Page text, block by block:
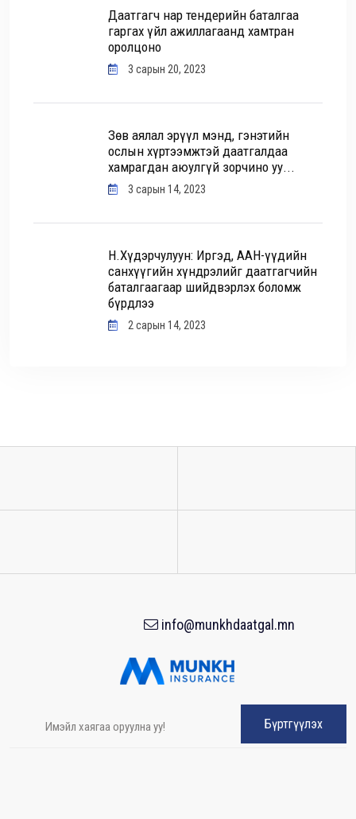
Даатгагч нар тендерийн баталгаа
гаргах үйл ажиллагаанд хамтран
оролцоно
3 сарын 20, 2023
Зөв аялал эрүүл мэнд, гэнэтийн
ослын хүртээмжтэй даатгалдаа
хамрагдан аюулгүй зорчино уу...
3 сарын 14, 2023
Н.Хүдэрчулуун: Иргэд, ААН-үүдийн
санхүүгийн хүндрэлийг даатгагчийн
баталгаагаар шийдвэрлэх боломж
бүрдлээ
2 сарын 14, 2023
info@munkhdaatgal.mn
Бүртгүүлэх